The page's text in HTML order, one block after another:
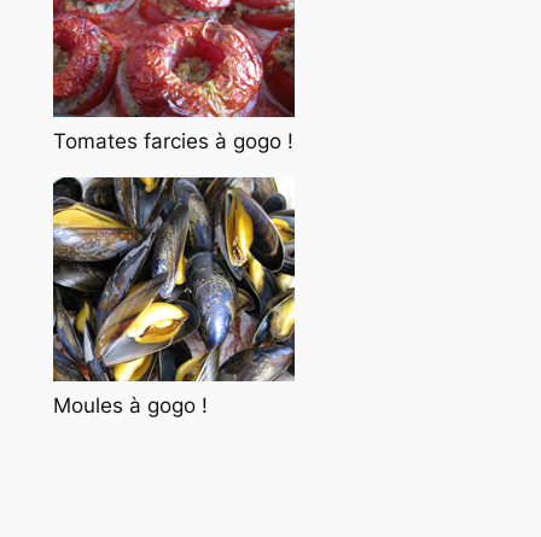
Tomates farcies à gogo !
Moules à gogo !